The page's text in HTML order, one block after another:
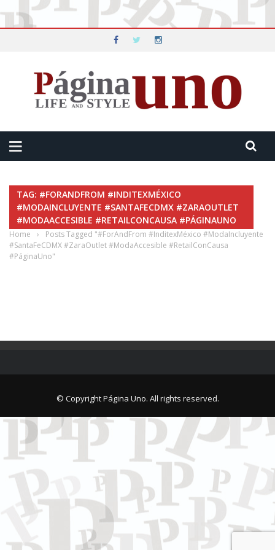
TAG: #FORANDFROM #INDITEXMÉXICO
#MODAINCLUYENTE #SANTAFECDMX #ZARAOUTLET
#MODAACCESIBLE #RETAILCONCAUSA #PÁGINAUNO
Home ›
Posts Tagged "#ForAndFrom #InditexMéxico #ModaIncluyente
#SantaFeCDMX #ZaraOutlet #ModaAccesible #RetailConCausa
#PáginaUno"
© Copyright Página Uno. All rights reserved.